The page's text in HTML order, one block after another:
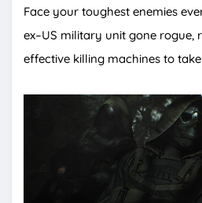
Face your toughest enemies
ex–US military unit gone rogue,
effective killing machines to